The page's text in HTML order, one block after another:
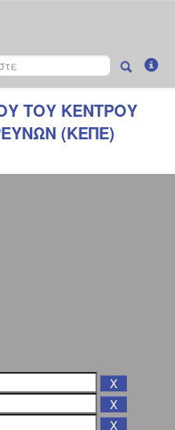
ΤΟΥ ΚΕΝΤΡΟΥ
(ΚΕΠΕ)